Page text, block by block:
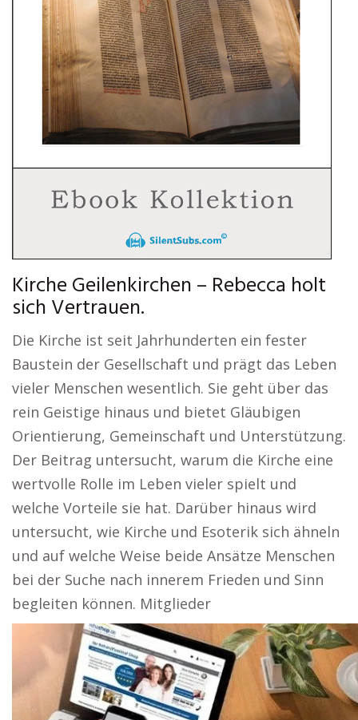
Kirche Geilenkirchen – Rebecca holt
sich Vertrauen.
Die Kirche ist seit Jahrhunderten ein fester
Baustein der Gesellschaft und prägt das Leben
vieler Menschen wesentlich. Sie geht über das
rein Geistige hinaus und bietet Gläubigen
Orientierung, Gemeinschaft und Unterstützung.
Der Beitrag untersucht, warum die Kirche eine
wertvolle Rolle im Leben vieler spielt und
welche Vorteile sie hat. Darüber hinaus wird
untersucht, wie Kirche und Esoterik sich ähneln
und auf welche Weise beide Ansätze Menschen
bei der Suche nach innerem Frieden und Sinn
begleiten können. Mitglieder